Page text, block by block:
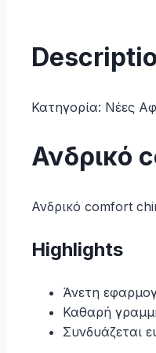
Κατηγορία: Νέες
Ανδρικό
Ανδρικό comfort
Highlights
Άνετη
Καθαρή
Συνδυάζεται